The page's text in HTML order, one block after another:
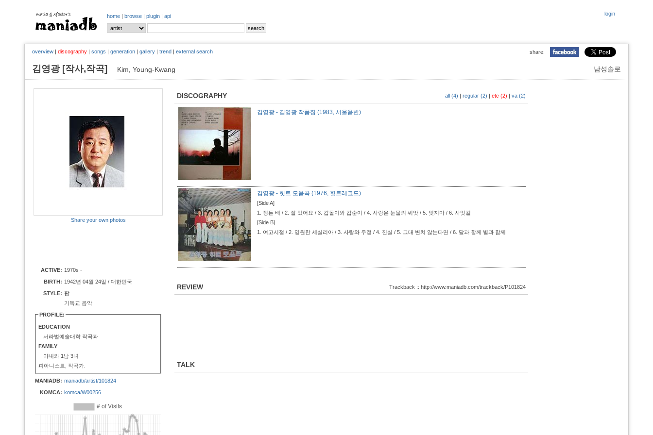
login
home | browse | plugin | api
share:
overview | discography | songs | generation | gallery | trend | external search
남성솔로
김영광 [작사,작곡] Kim, Young-Kwang
Share your own photos
ACTIVE: 1970s -
BIRTH: 1942년 04월 24일 / 대한민국
STYLE: 팝
기독교 음악
PROFILE:
EDUCATION
서라벌예술대학 작곡과
FAMILY
아내와 1남 3녀
피아니스트, 작곡가.
MANIADB: maniadb/artist/101824
KOMCA: komca/W00256
DISCOGRAPHY all (4) | regular (2) | etc (2) | va (2)
김영광 - 김영광 작품집 (1983, 서울음반)
김영광 - 힛트 모음곡 (1976, 힛트레코드)
[Side A]
1. 정든 배 / 2. 잘 있어요 / 3. 갑돌이와 갑순이 / 4. 사랑은 눈물의 씨앗 / 5. 잊지마 / 6. 사잇길
[Side B]
1. 여고시절 / 2. 영원한 세실리아 / 3. 사랑와 우정 / 4. 진실 / 5. 그대 변치 않는다면 / 6. 달과 함께 별과 함께
REVIEW Trackback :: http://www.maniadb.com/trackback/P101824
TALK